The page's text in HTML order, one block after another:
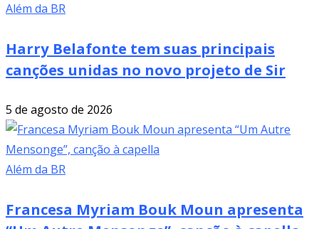
Além da BR
Harry Belafonte tem suas principais
canções unidas no novo projeto de Sir
5 de agosto de 2026
Além da BR
Francesa Myriam Bouk Moun apresenta